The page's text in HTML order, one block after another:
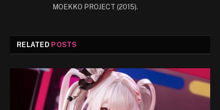
MOEKKO PROJECT (2015).
RELATED POSTS